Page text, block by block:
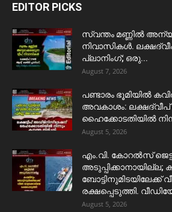
EDITOR PICKS
സ്വന്തം മണ്ണിൽ
നിവാസികൾ.
പ്ലാനിംഗ്; ഒരു...
August 7, 2026
പണ്ടാരം ഭൂമിയിൽ
അവകാശം: ലക്ഷദ്വീപ്
ഹൈക്കോടതിയിൽ
August 5, 2026
​എം.വി. കോറൽസ്
അടുപ്പിക്കാനായില്ല;
ബോട്ടിനുമിടയിലേക്ക്
രക്ഷപ്പെടുത്തി.
August 5, 2026